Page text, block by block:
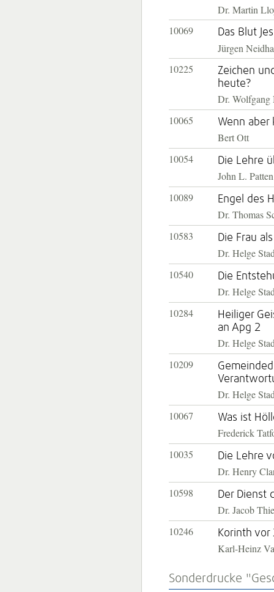
Dr. Martin
10069
Das Blut
Jürgen
10225
Zeichen
heute?
Dr. Wolfgang
10065
Wenn aber
Bert Ott
10054
Die Lehre
John L. Patten
10089
Engel des
Dr. Thomas
10583
Die Frau
Dr. Helge
10540
Die
Dr. Helge
10284
Heiliger
an Apg 2
Dr. Helge
10209
Dr. Helge
10067
Was ist
Frederick
10035
Die Lehre
Dr. Henry
10598
Der Dienst
Dr. Jacob
10246
Korinth vor
Karl-Heinz
Sonderdrucke